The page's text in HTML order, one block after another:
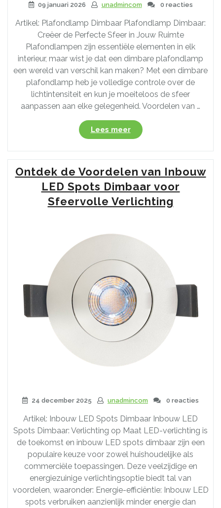
09 januari 2026 unadmincom 0 reacties
Artikel: Plafondlamp Dimbaar Plafondlamp Dimbaar:
Creëer de Perfecte Sfeer in Jouw Ruimte
Plafondlampen zijn essentiële elementen in elk
interieur, maar wist je dat een dimbare plafondlamp
een wereld van verschil kan maken? Met een dimbare
plafondlamp heb je volledige controle over de
lichtintensiteit en kun je moeiteloos de sfeer
aanpassen aan elke gelegenheid. Voordelen van …
Lees meer“Ontdek
de
Voordelen
van
een
Dimbare
Plafondlamp
voor
Ontdek de Voordelen van Inbouw
LED Spots Dimbaar voor
Sfeervolle Verlichting
24 december 2025 unadmincom 0 reacties
Artikel: Inbouw LED Spots Dimbaar Inbouw LED
Spots Dimbaar: Verlichting op Maat LED-verlichting is
de toekomst en inbouw LED spots dimbaar zijn een
populaire keuze voor zowel huishoudelijke als
commerciële toepassingen. Deze veelzijdige en
energiezuinige verlichtingsoptie biedt tal van
voordelen, waaronder: Energie-efficiëntie: Inbouw LED
spots verbruiken aanzienlijk minder energie dan